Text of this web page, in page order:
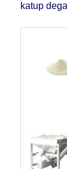
katup